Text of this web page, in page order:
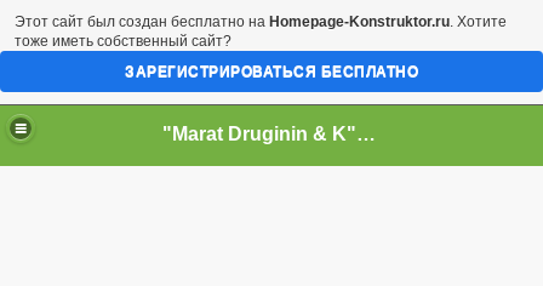
"Marat Druginin & K" Все услуги. Израиль.
Этот сайт был создан бесплатно на Homepage-Konstruktor.ru. Хотите
тоже иметь собственный сайт?
ЗАРЕГИСТРИРОВАТЬСЯ БЕСПЛАТНО